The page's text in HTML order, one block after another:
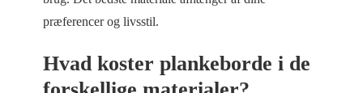
præferencer og livsstil.
Hvad koster plankeborde i de